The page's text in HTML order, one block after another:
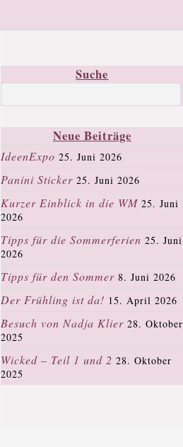
Suche
Neue Beiträge
IdeenExpo 25. Juni 2026
Panini Sticker 25. Juni 2026
Kurzer Einblick in die WM 25. Juni
2026
Tipps für die Sommerferien 25. Juni
2026
Tipps für den Sommer 8. Juni 2026
Der Frühling ist da! 15. April 2026
Besuch von Nadja Klier 28. Oktober
2025
Wicked – Teil 1 und 2 28. Oktober
2025